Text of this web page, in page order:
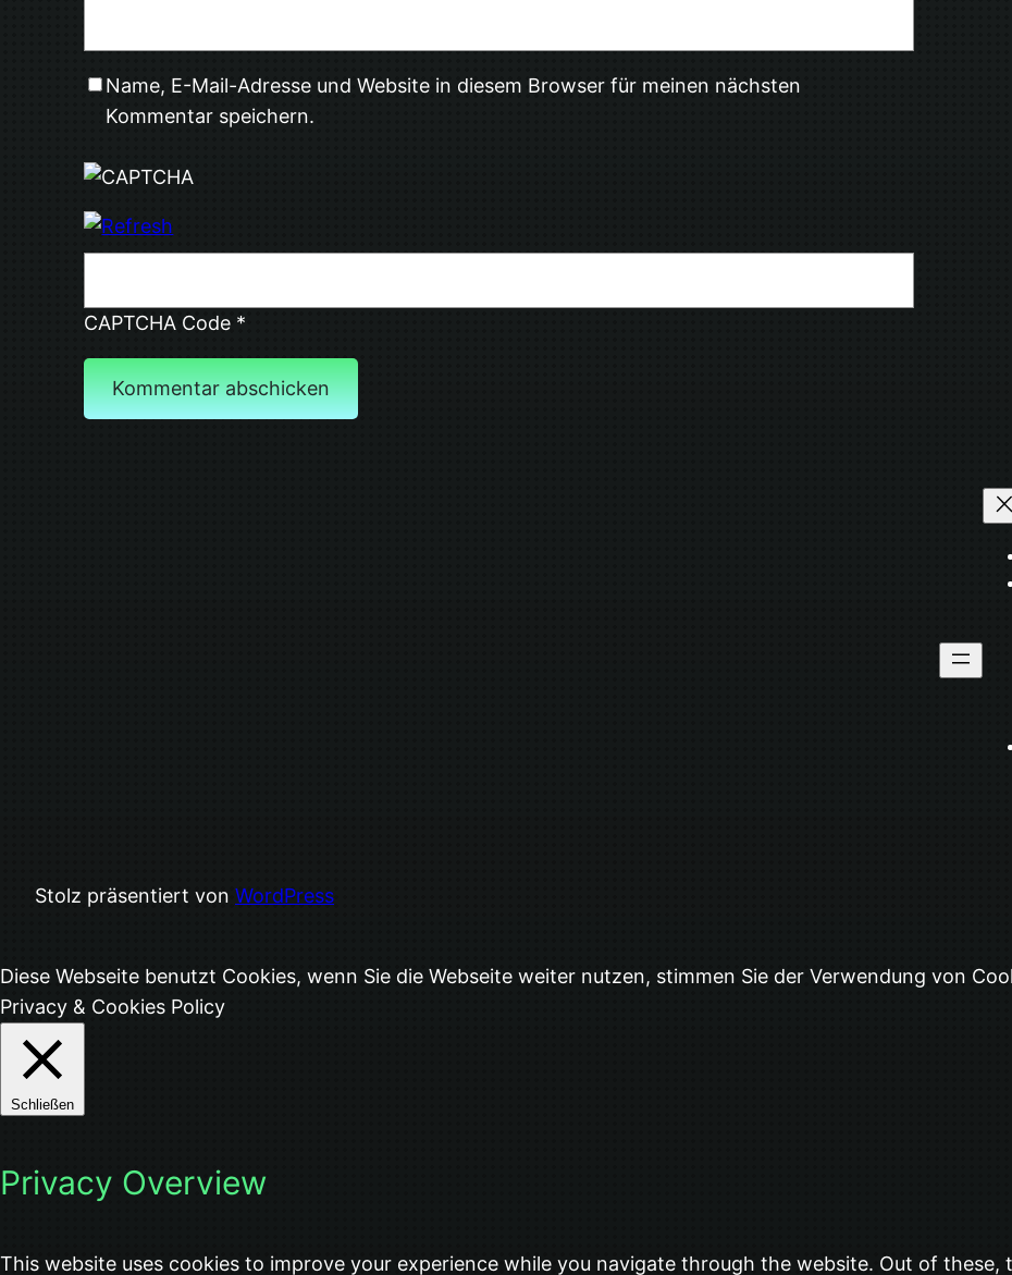
Name, E-Mail-Adresse und Website in diesem Browser für meinen nächsten
Kommentar speichern.
CAPTCHA Code *
Stolz präsentiert von WordPress
Diese Webseite benutzt Cookies, wenn Sie die Webseite weiter nutzen, stimmen Sie der Verwendung von
Privacy & Cookies Policy
Schließen
Privacy Overview
This website uses cookies to improve your experience while you navigate through the website. Out of